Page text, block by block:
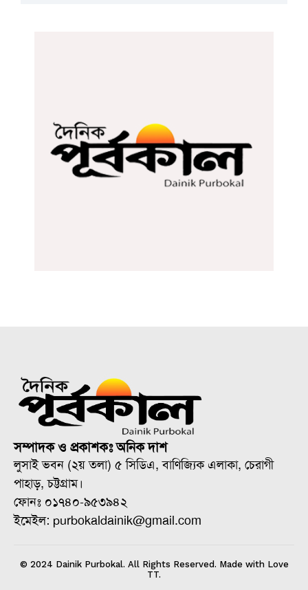
সম্পাদক ও প্রকাশকঃ অনিক দাশ
লুসাই ভবন (২য় তলা) ৫ সিডিএ, বাণিজ্যিক এলাকা, চেরাগী
পাহাড়, চট্টগ্রাম।
ফোনঃ ০১৭৪০-৯৫৩৯৪২
ইমেইল: purbokaldainik@gmail.com
© 2024 Dainik Purbokal. All Rights Reserved. Made with Love
TT.